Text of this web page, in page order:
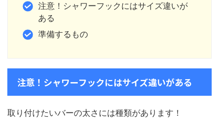
注意！シャワーフックにはサイズ違いが
ある
準備するもの
注意！シャワーフックにはサイズ違いがある
取り付けたいバーの太さには種類があります！